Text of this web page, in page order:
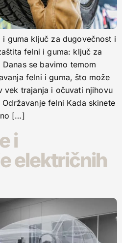
guma ključ za dugovečnost i
felni i guma: ključ za
se bavimo temom
felni i guma, što može
vek trajanja i očuvati njihovu
felni Kada skinete
[…]
i
električnih